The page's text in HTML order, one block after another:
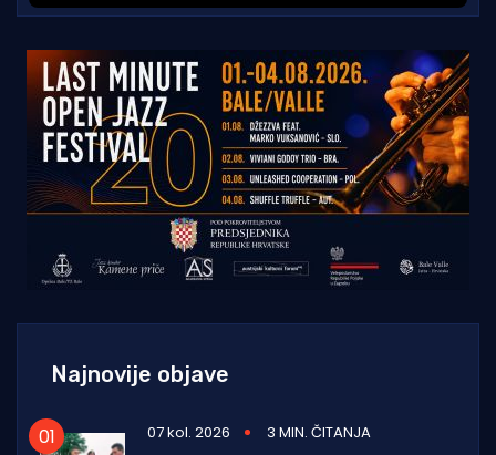
Najnovije objave
07 kol. 2026
3 MIN. ČITANJA